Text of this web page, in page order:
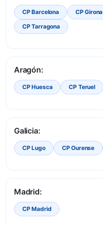
CP Barcelona CP Girona
CP Tarragona
Aragón:
CP Huesca CP Teruel
Galicia:
CP Lugo CP Ourense
Madrid:
CP Madrid